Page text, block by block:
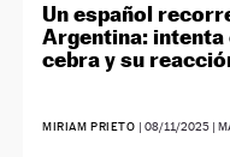
Un español
Argentina: intenta
cebra y su
MIRIAM PRIETO | 08/11/2025|